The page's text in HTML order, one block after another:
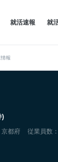
就活速報 就
報
)
京都府 従業員数